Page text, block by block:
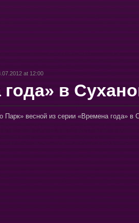
at 12:00
в
Парк» весной из серии «Времена года» в